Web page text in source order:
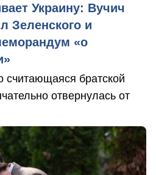
Украину: Вучич
Зеленского и
«о
считающаяся братской
отвернулась от